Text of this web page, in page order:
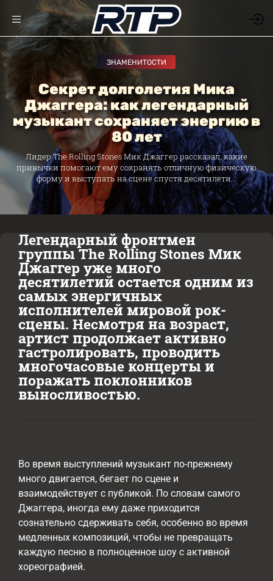
ЗНАМЕНИТОСТИ
Секрет долголетия Мика
Джаггера: как легендарный
музыкант сохраняет энергию в
80 лет
Лидер The Rolling Stones Мик Джаггер рассказал, какие
привычки помогают ему сохранять отличную физическую
форму и выступать на сцене спустя десятилети...
Легендарный фронтмен
группы The Rolling Stones Мик
Джаггер уже много
десятилетий остается одним из
самых энергичных
исполнителей мировой рок-
сцены. Несмотря на возраст,
артист продолжает активно
гастролировать, проводить
многочасовые концерты и
поражать поклонников
выносливостью.
Во время выступлений музыкант по-прежнему
много двигается, бегает по сцене и
взаимодействует с публикой. По словам самого
Джаггера, иногда ему даже приходится
сознательно сдерживать себя, особенно во время
медленных композиций, чтобы не превращать
каждую песню в полноценное шоу с активной
хореографией.